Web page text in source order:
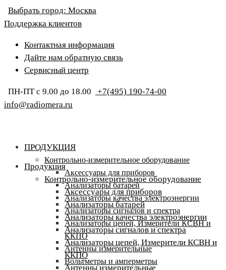
Выбрать город: Москва
Поддержка клиентов
Контактная информация
Дайте нам обратную связь
Сервисный центр
ПН-ПТ с 9.00 до 18.00
+7(495) 190-74-00
info@radiomera.ru
ПРОДУКЦИЯ
Контрольно-измерительное оборудование
Аксессуары для приборов
Анализаторы батарей
Анализаторы качества электроэнергии
Анализаторы сигналов и спектра
Анализаторы цепей, Измерители КСВН и
ККПО
Антенны измерительные
Вольтметры и амперметры
Продукция
Контрольно-измерительное оборудование
Аксессуары для приборов
Анализаторы батарей
Анализаторы качества электроэнергии
Анализаторы сигналов и спектра
Анализаторы цепей, Измерители КСВН и
ККПО
Антенны измерительные